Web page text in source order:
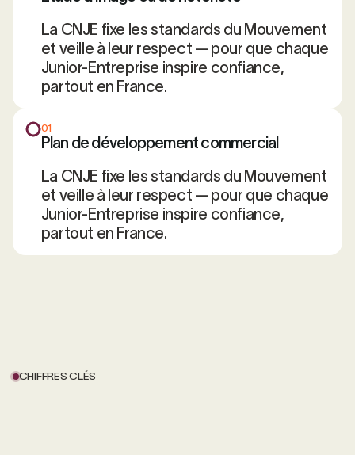
La CNJE fixe les standards du Mouvement
et veille à leur respect — pour que chaque
Junior-Entreprise inspire confiance,
partout en France.
01
Plan de développement commercial
La CNJE fixe les standards du Mouvement
et veille à leur respect — pour que chaque
Junior-Entreprise inspire confiance,
partout en France.
CHIFFRES CLÉS